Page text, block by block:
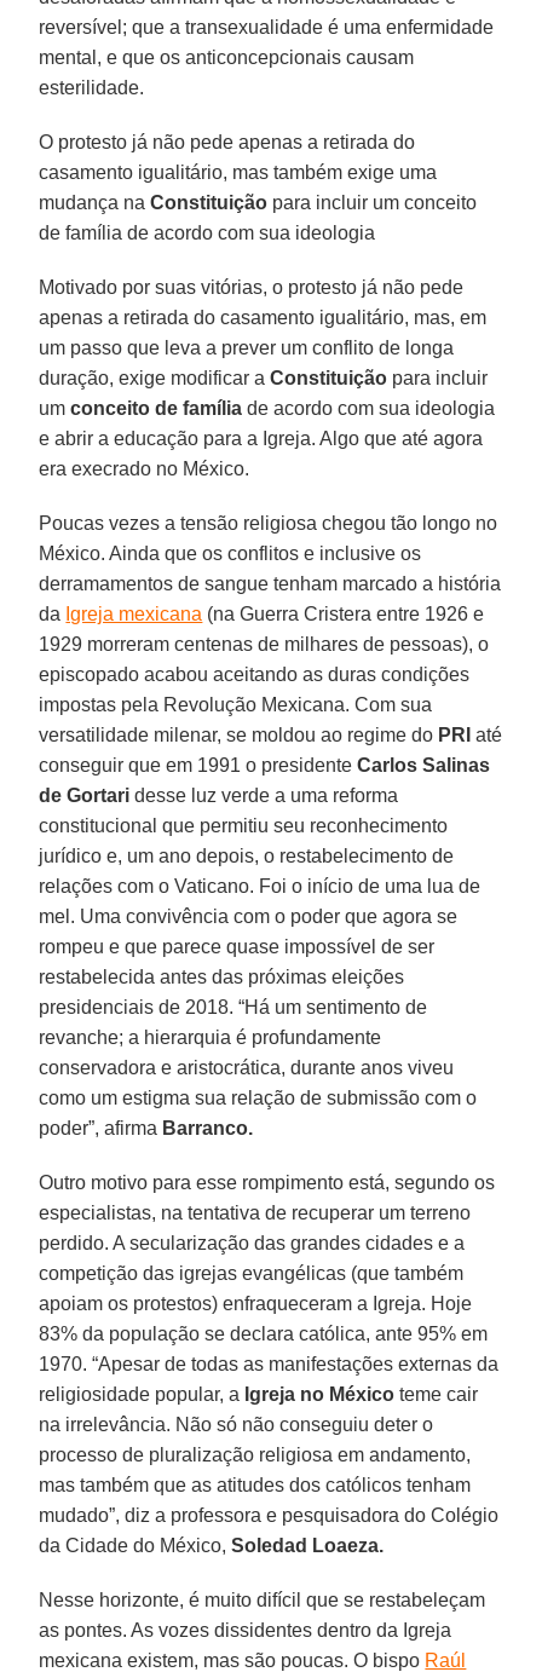
reversível; que a transexualidade é uma enfermidade
mental, e que os anticoncepcionais causam
esterilidade.
O protesto já não pede apenas a retirada do
casamento igualitário, mas também exige uma
mudança naConstituição para incluir um conceito
de família de acordo com sua ideologia
Motivado por suas vitórias, o protesto já não pede
apenas a retirada do casamento igualitário, mas, em
um passo que leva a prever um conflito de longa
duração, exige modificar aConstituição para incluir
umconceito de família de acordo com sua ideologia
e abrir a educação para a Igreja. Algo que até agora
era execrado no México.
Poucas vezes a tensão religiosa chegou tão longo no
México. Ainda que os conflitos e inclusive os
derramamentos de sangue tenham marcado a história
da Igreja mexicana (na Guerra Cristera entre 1926 e
1929 morreram centenas de milhares de pessoas), o
episcopado acabou aceitando as duras condições
impostas pela Revolução Mexicana. Com sua
versatilidade milenar, se moldou ao regime do PRI até
conseguir que em 1991 o presidenteCarlos Salinas
de Gortari desse luz verde a uma reforma
constitucional que permitiu seu reconhecimento
jurídico e, um ano depois, o restabelecimento de
relações com o Vaticano. Foi o início de uma lua de
mel. Uma convivência com o poder que agora se
rompeu e que parece quase impossível de ser
restabelecida antes das próximas eleições
presidenciais de 2018. “Há um sentimento de
revanche; a hierarquia é profundamente
conservadora e aristocrática, durante anos viveu
como um estigma sua relação de submissão com o
poder”, afirma Barranco.
Outro motivo para esse rompimento está, segundo os
especialistas, na tentativa de recuperar um terreno
perdido. A secularização das grandes cidades e a
competição das igrejas evangélicas (que também
apoiam os protestos) enfraqueceram a Igreja. Hoje
83% da população se declara católica, ante 95% em
1970. “Apesar de todas as manifestações externas da
religiosidade popular, a Igreja no México teme cair
na irrelevância. Não só não conseguiu deter o
processo de pluralização religiosa em andamento,
mas também que as atitudes dos católicos tenham
mudado”, diz a professora e pesquisadora do Colégio
da Cidade do México,Soledad Loaeza.
Nesse horizonte, é muito difícil que se restabeleçam
as pontes. As vozes dissidentes dentro da Igreja
mexicana existem, mas são poucas. O bispo Raúl